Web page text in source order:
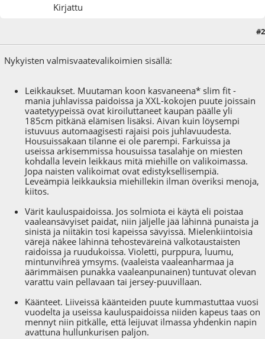
Kirjattu
#2
Nykyisten valmisvaatevalikoimien sisällä:
Leikkaukset. Muutaman koon kasvaneena* slim fit -
mania juhlavissa paidoissa ja XXL-kokojen puute joissain
vaatetyypeissä ovat kiroiluttaneet kaupan päälle yli
185cm pitkänä elämisen lisäksi. Aivan kuin löysempi
istuvuus automaagisesti rajaisi pois juhlavuudesta.
Housuissakaan tilanne ei ole parempi. Farkuissa ja
useissa arkisemmissa housuissa tasalahje on miesten
kohdalla levein leikkaus mitä miehille on valikoimassa.
Jopa naisten valikoimat ovat edistyksellisempiä.
Leveämpiä leikkauksia miehillekin ilman överiksi menoja,
kiitos.
Värit kauluspaidoissa. Jos solmiota ei käytä eli poistaa
vaaleansävyiset paidat, niin jäljelle jää lähinnä punaista ja
sinistä ja niitäkin tosi kapeissa sävyissä. Mielenkiintoisia
värejä näkee lähinnä tehosteväreinä valkotaustaisten
raidoissa ja ruudukoissa. Violetti, purppura, luumu,
mintunvihreä ymsyms. (vaaleista vaaleanharmaa ja
äärimmäisen punakka vaaleanpunainen) tuntuvat olevan
varattu vain pellavaan tai jersey-puuvillaan.
Käänteet. Liiveissä käänteiden puute kummastuttaa vuosi
vuodelta ja useissa kauluspaidoissa niiden kapeus taas on
mennyt niin pitkälle, että leijuvat ilmassa yhdenkin napin
avattuna hullunkurisen paljon.